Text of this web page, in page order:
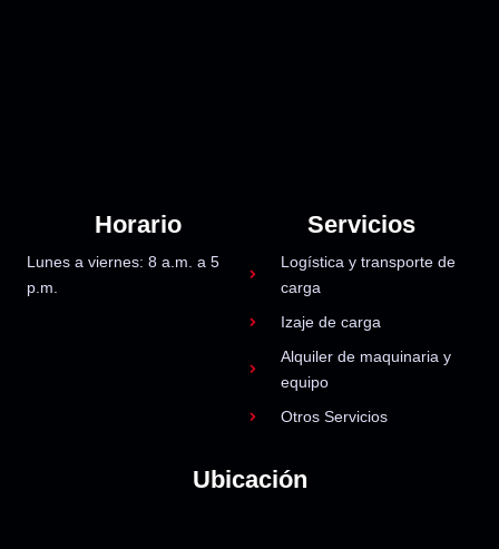
Horario
Lunes a viernes: 8 a.m. a 5
p.m.
Servicios
Logística y transporte de
carga
Izaje de carga
Alquiler de maquinaria y
equipo
Otros Servicios
Ubicación